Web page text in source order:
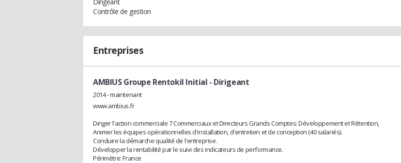
Contrôle de gestion
Entreprises
AMBIUS Groupe Rentokil Initial - Dirigeant
2014 - maintenant
www.ambius.fr
Diriger l'action commerciale 7 Commerciaux et Directeurs Grands Comptes: Développement et Rétention,
Animer les équipes opérationnelles d'installation, d'entretien et de conception (40 salariés).
Conduire la démarche qualité de l'entreprise.
Développer la rentabilité par le suivi des indicateurs de performance.
Périmètre: France